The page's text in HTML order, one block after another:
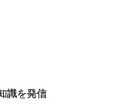
識を発信